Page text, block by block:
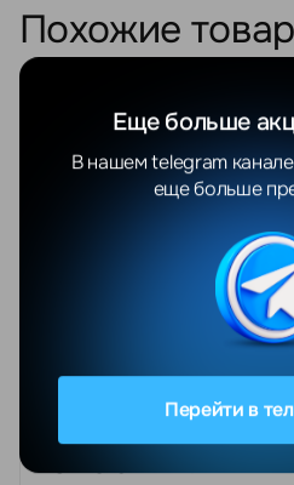
Похожие
3290
Перейти в
Еще больше
В нашем telegram
еще больше